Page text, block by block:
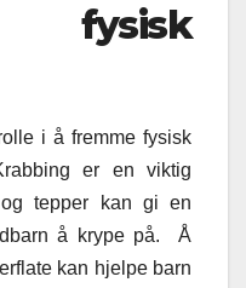
fysisk
i å fremme fysisk
er en viktig
tepper kan gi en
å krype på. Å
kan hjelpe barn